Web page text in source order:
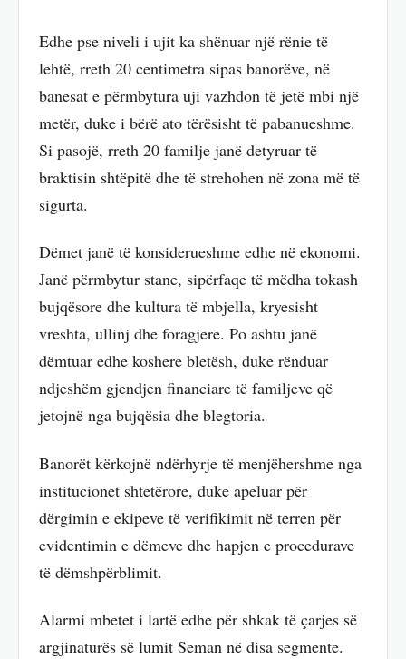
Edhe pse niveli i ujit ka shënuar një rënie të
lehtë, rreth 20 centimetra sipas banorëve, në
banesat e përmbytura uji vazhdon të jetë mbi një
metër, duke i bërë ato tërësisht të pabanueshme.
Si pasojë, rreth 20 familje janë detyruar të
braktisin shtëpitë dhe të strehohen në zona më të
sigurta.
Dëmet janë të konsiderueshme edhe në ekonomi.
Janë përmbytur stane, sipërfaqe të mëdha tokash
bujqësore dhe kultura të mbjella, kryesisht
vreshta, ullinj dhe foragjere. Po ashtu janë
dëmtuar edhe koshere bletësh, duke rënduar
ndjeshëm gjendjen financiare të familjeve që
jetojnë nga bujqësia dhe blegtoria.
Banorët kërkojnë ndërhyrje të menjëhershme nga
institucionet shtetërore, duke apeluar për
dërgimin e ekipeve të verifikimit në terren për
evidentimin e dëmeve dhe hapjen e procedurave
të dëmshpërblimit.
Alarmi mbetet i lartë edhe për shkak të çarjes së
argjinaturës së lumit Seman në disa segmente.